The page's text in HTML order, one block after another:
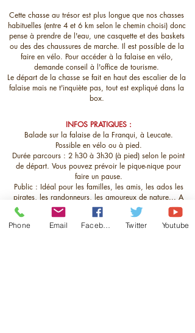
Cette chasse au trésor est plus longue que nos chasses
habituelles (entre 4 et 6 km selon le chemin choisi) donc
pense à prendre de l'eau, une casquette et des baskets
ou des des chaussures de marche. Il est possible de la
faire en vélo. Pour accéder à la falaise en vélo,
demande conseil à l'office de tourisme.
Le départ de la chasse se fait en haut des escalier de la
falaise mais ne t'inquiète pas, tout est expliqué dans la
box.
INFOS PRATIQUES :
Balade sur la falaise de la Franqui, à Leucate.
Possible en vélo ou à pied.
Durée parcours : 2 h30 à 3h30 (à pied) selon le point
de départ. Vous pouvez prévoir le pique-nique pour
faire un pause.
Public : Idéal pour les familles, les amis, les ados les
pirates, les randonneurs, les amoureux de nature... A
partir de 8 ans car il faut avoir l'habitude de marcher.
Conseils : Non réalisable en poussettes ou PMR.
Horaires:Horaire de l'office de tourisme de
Phone Email Twitter Youtube